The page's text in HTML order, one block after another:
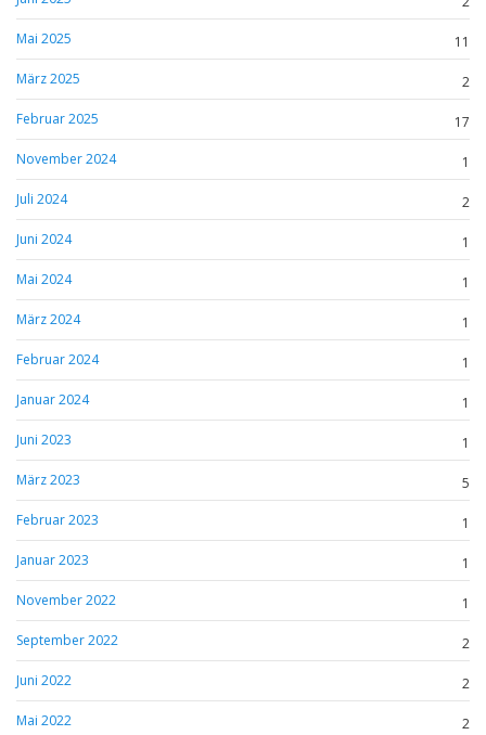
Mai 2025
11
März 2025
2
Februar 2025
17
November 2024
1
Juli 2024
2
Juni 2024
1
Mai 2024
1
März 2024
1
Februar 2024
1
Januar 2024
1
Juni 2023
1
März 2023
5
Februar 2023
1
Januar 2023
1
November 2022
1
September 2022
2
Juni 2022
2
Mai 2022
2